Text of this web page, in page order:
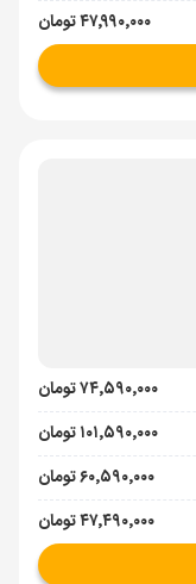
۴۷٬۹۹۰٬۰۰۰ تومان
۷۴٬۵۹۰٬۰۰۰ تومان
۱۰۱٬۵۹۰٬۰۰۰ تومان
۶۰٬۵۹۰٬۰۰۰ تومان
۴۷٬۴۹۰٬۰۰۰ تومان